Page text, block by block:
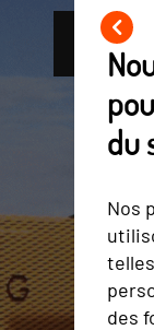
NOS
du
Nos
des